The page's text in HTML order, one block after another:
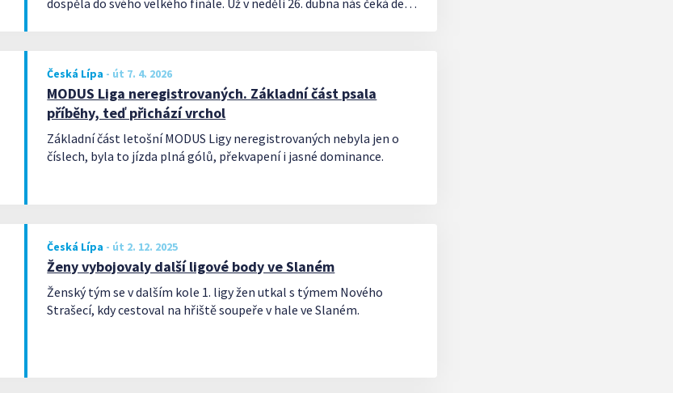
dospěla do svého velkého finále. Už v neděli 26. dubna nás čeká den,
Česká Lípa - út 7. 4. 2026
MODUS Liga neregistrovaných. Základní část psala
příběhy, teď přichází vrchol
Základní část letošní MODUS Ligy neregistrovaných nebyla jen o
číslech, byla to jízda plná gólů, překvapení i jasné dominance.
Česká Lípa - út 2. 12. 2025
Ženy vybojovaly další ligové body ve Slaném
Ženský tým se v dalším kole 1. ligy žen utkal s týmem Nového
Strašecí, kdy cestoval na hřiště soupeře v hale ve Slaném.